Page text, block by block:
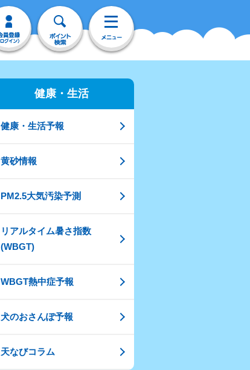
健康・生活
健康・生活予報
黄砂情報
PM2.5大気汚染予測
リアルタイム暑さ指数
(WBGT)
WBGT熱中症予報
犬のおさんぽ予報
天なびコラム